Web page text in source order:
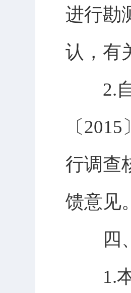
进行勘
认，有
2.自
〔
行调查
馈意见。
四、
1.本